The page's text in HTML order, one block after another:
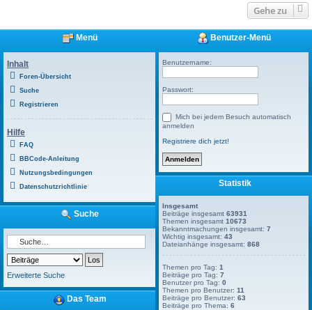
Gehe zu
Menü
Inhalt
Foren-Übersicht
Suche
Registrieren
Hilfe
FAQ
BBCode-Anleitung
Nutzungsbedingungen
Datenschutzrichtlinie
Suche
Erweiterte Suche
Das Team
Benutzer-Menü
Benutzername:
Passwort:
Mich bei jedem Besuch automatisch
anmelden
Registriere dich jetzt!
Statistik
Insgesamt
Beiträge insgesamt63931
Themen insgesamt10673
Bekanntmachungen insgesamt:7
Wichtig insgesamt:43
Dateianhänge insgesamt:868
Themen pro Tag:1
Beiträge pro Tag:7
Benutzer pro Tag:0
Themen pro Benutzer:11
Beiträge pro Benutzer:63
Beiträge pro Thema:6